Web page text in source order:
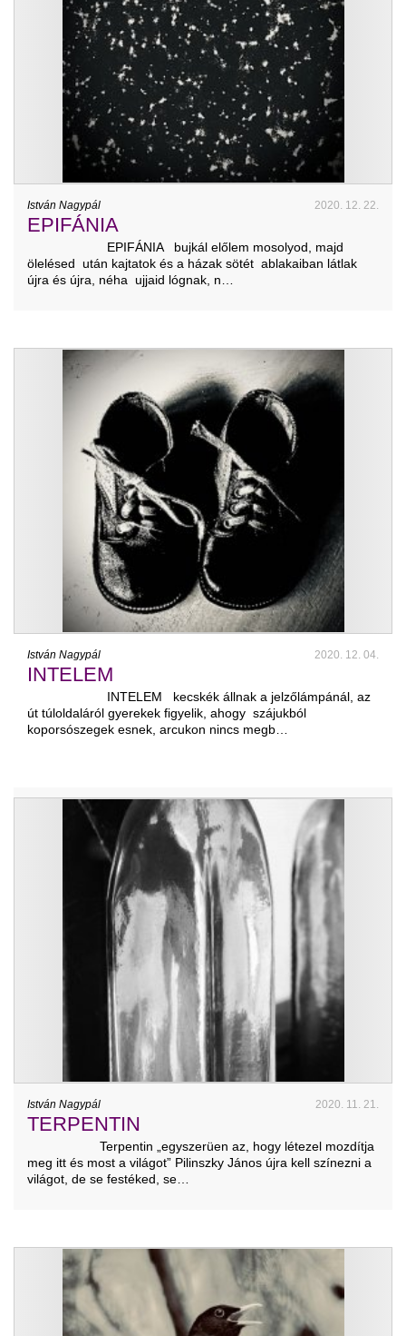
István Nagypál 2020. 12. 22.
EPIFÁNIA
EPIFÁNIA bujkál előlem mosolyod, majd
ölelésed után kajtatok és a házak sötét ablakaiban látlak
újra és újra, néha ujjaid lógnak, n…
István Nagypál 2020. 12. 04.
INTELEM
INTELEM kecskék állnak a jelzőlámpánál, az
út túloldaláról gyerekek figyelik, ahogy szájukból
koporsószegek esnek, arcukon nincs megb…
István Nagypál 2020. 11. 21.
TERPENTIN
Terpentin „egyszerüen az, hogy létezel mozdítja
meg itt és most a világot” Pilinszky János újra kell színezni a
világot, de se festéked, se…